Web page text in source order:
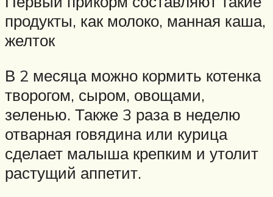
продукты, как молоко, манная каша,
желток
В 2 месяца можно кормить котенка
творогом, сыром, овощами,
зеленью. Также 3 раза в неделю
отварная говядина или курица
сделает малыша крепким и утолит
растущий аппетит.